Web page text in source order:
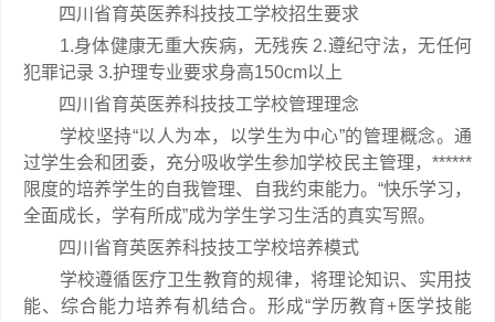
四川省育英医养科技技工学校招生要求
1.身体健康无重大疾病，无残疾 2.遵纪守法，无任何
犯罪记录 3.护理专业要求身高150cm以上
四川省育英医养科技技工学校管理理念
学校坚持“以人为本，以学生为中心”的管理概念。通
过学生会和团委，充分吸收学生参加学校民主管理，******
限度的培养学生的自我管理、自我约束能力。“快乐学习，
全面成长，学有所成”成为学生学习生活的真实写照。
四川省育英医养科技技工学校培养模式
学校遵循医疗卫生教育的规律，将理论知识、实用技
能、综合能力培养有机结合。形成“学历教育+医学技能